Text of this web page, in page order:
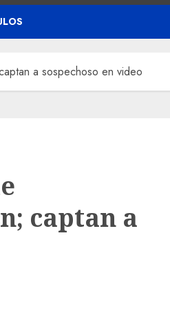
a sospechoso en video
captan a